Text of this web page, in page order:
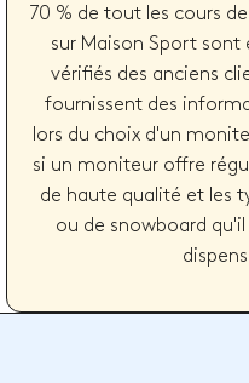
70 % de tout les cours
sur Maison Sport sont
vérifiés des anciens
fournissent des
lors du choix d'un
si un moniteur offre
de haute qualité et les
ou de snowboard